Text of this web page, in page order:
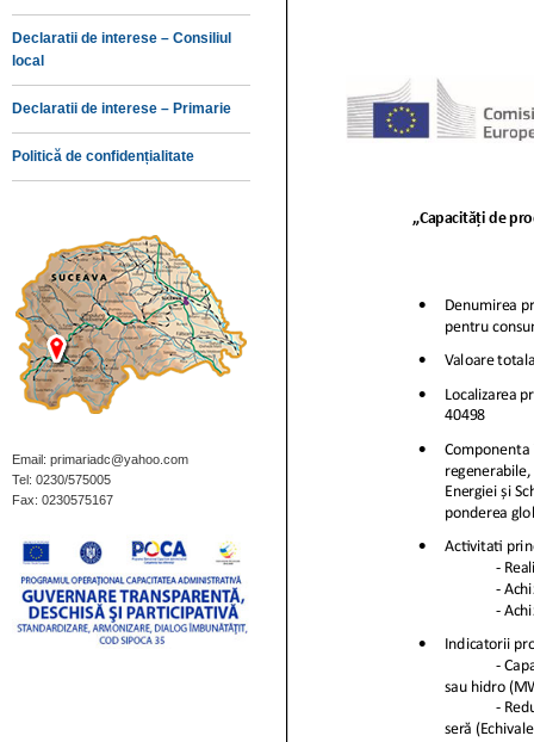
Declaratii de interese – Consiliul
local
Declaratii de interese – Primarie
Politică de confidențialitate
Email: primariadc@yahoo.com
Tel: 0230/575005
Fax: 0230575167